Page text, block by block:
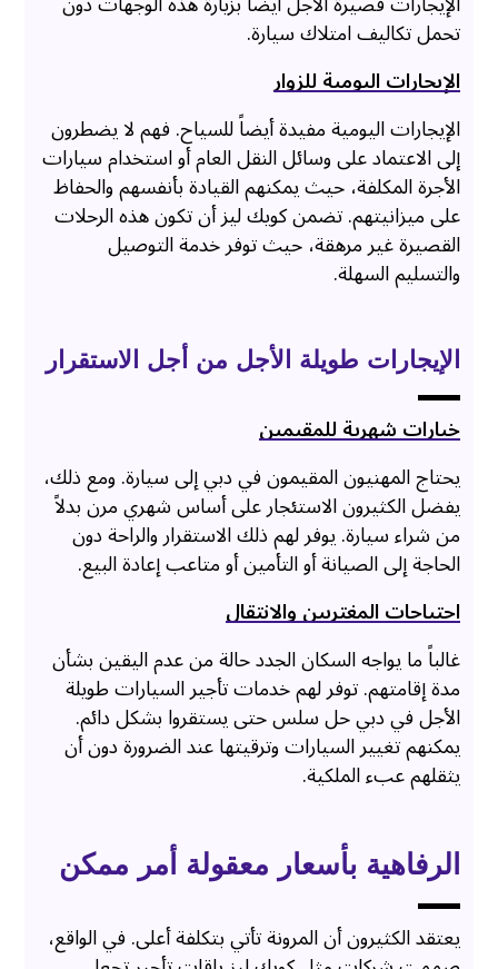
تحمل تكاليف امتلاك سيارة.
الإيجارات اليومية للزوار
الإيجارات اليومية مفيدة أيضاً للسياح. فهم لا يضطرون
إلى الاعتماد على وسائل النقل العام أو استخدام سيارات
الأجرة المكلفة، حيث يمكنهم القيادة بأنفسهم والحفاظ
على ميزانيتهم. تضمن كويك ليز أن تكون هذه الرحلات
القصيرة غير مرهقة، حيث توفر خدمة التوصيل
والتسليم السهلة.
الإيجارات طويلة الأجل من أجل الاستقرار
خيارات شهرية للمقيمين
يحتاج المهنيون المقيمون في دبي إلى سيارة. ومع ذلك،
يفضل الكثيرون الاستئجار على أساس شهري مرن بدلاً
من شراء سيارة. يوفر لهم ذلك الاستقرار والراحة دون
الحاجة إلى الصيانة أو التأمين أو متاعب إعادة البيع.
احتياجات المغتربين والانتقال
غالباً ما يواجه السكان الجدد حالة من عدم اليقين بشأن
مدة إقامتهم. توفر لهم خدمات تأجير السيارات طويلة
الأجل في دبي حل سلس حتى يستقروا بشكل دائم.
يمكنهم تغيير السيارات وترقيتها عند الضرورة دون أن
يثقلهم عبء الملكية.
الرفاهية بأسعار معقولة أمر ممكن
يعتقد الكثيرون أن المرونة تأتي بتكلفة أعلى. في الواقع،